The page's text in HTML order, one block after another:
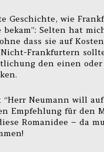
Geschichte, wie
bekam”: Selten hat
dass sie auf
Frankfurtern
den einen
“Herr Neumann will
Empfehlung für den
Romanidee – da